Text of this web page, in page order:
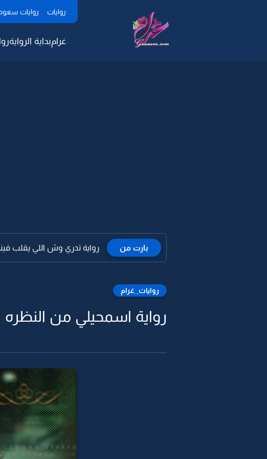
روايات روايات
غرامبداية الرواية
بارت من رواية تدري وش اللي يقلب
روايات_غرام
رواية اسمحيلي من